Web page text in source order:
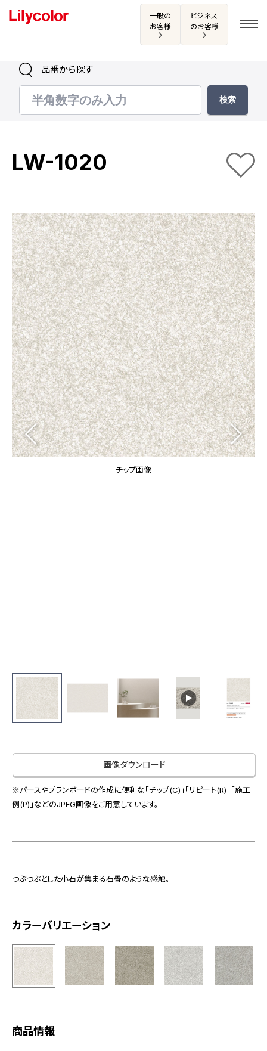
一般の
お客様
ビジネス
のお客様
ログイン・新規会員登録
お気に入り
商品を探す
商品を探す トップ
壁紙
カーテン
床材
ブランド・コレクション
Lilycolor Coordinate 着せ替えシミュレーション
カタログ一覧
カタログ一覧 トップ
壁紙
カーテン
床材
サステナブル商品
ノンワックス床タイル
壁紙機能性ガイド
施工事例
施工事例 トップ
医療・福祉施設
ホテル・オフィス・店舗
モデルハウス
新築戸建・マンション
#リリカラのある暮らし
リリカラノート
ショールーム
ショールーム トップ
東京ショールーム
大阪ショールーム
お客様サポート
お客様サポート トップ
お知らせ プライバシーポリシーサイトマップ 関連団体リンク集
EN CN
品番から探す
LW-1020
チップ画像
画像ダウンロード
※パースやプランボードの作成に便利な「チップ(C)」「リピート(R)」「施工
例(P)」などのJPEG画像をご用意しています。
つぶつぶとした小石が集まる石畳のような感触。
カラーバリエーション
商品情報